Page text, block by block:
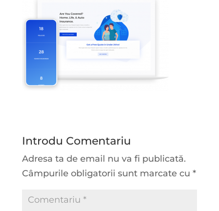
Introdu Comentariu
Adresa ta de email nu va fi publicată.
Câmpurile obligatorii sunt marcate cu *